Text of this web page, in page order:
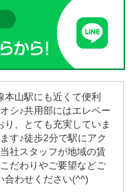
山駅にも近くて便利
シ♪共用部にはエレベー
、とても充実していま
す♪徒歩2分で駅にアク
社スタッフが地域の賃
だわりやご要望などご
合わせください(^^)